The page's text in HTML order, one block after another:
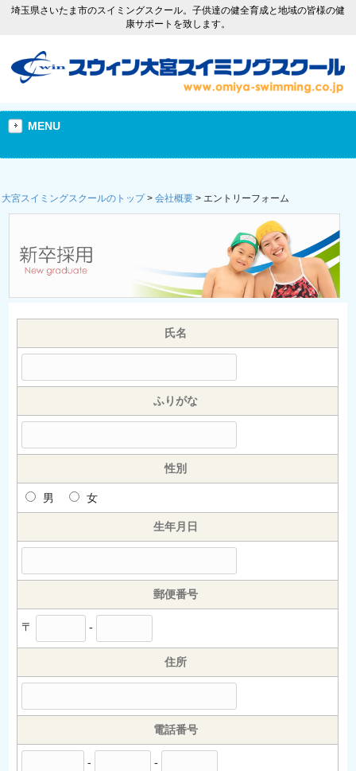
埼玉県さいたま市のスイミングスクール。子供達の健全育成と地域の皆様の健
康サポートを致します。
MENU
大宮スイミングスクールのトップ> 会社概要 > エントリーフォーム
氏名
ふりがな
性別
男 女
生年月日
郵便番号
〒 -
住所
電話番号
- -